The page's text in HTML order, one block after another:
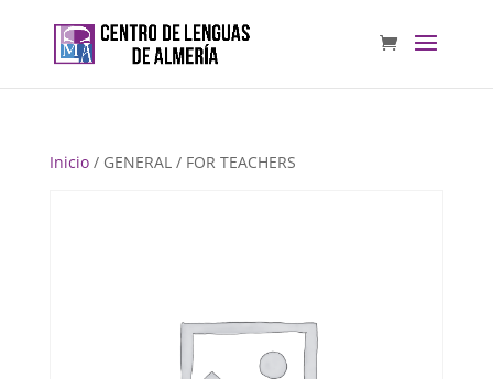
Inicio/ GENERAL / FOR TEACHERS